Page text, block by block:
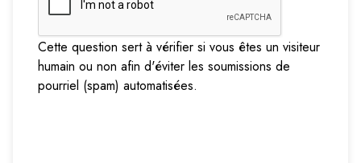
Cette question sert à vérifier si vous êtes un visiteur
humain ou non afin d'éviter les soumissions de
pourriel (spam) automatisées.